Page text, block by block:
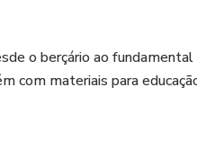
o berçário ao
com materiais para
tornar o dia a dia